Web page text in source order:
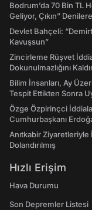
Bodrum’da 70 Bin TL
Geliyor, Çıkın”
Devlet Bahçeli:
Kavuşsun”
Zincirleme Rüşvet
Dokunulmazlığını
Bilim İnsanları, Ay
Tespit Ettikten Sonra
Özge Özpirinçci
Cumhurbaşkanı
Anıtkabir Ziyaretleriyle
Dolandırılmış
Hızlı Erişim
Hava Durumu
Son Depremler Listesi